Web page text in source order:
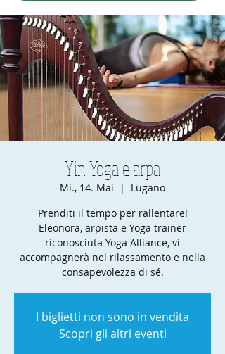
Yin Yoga e arpa
Mi., 14. Mai
  |
Lugano
Prenditi il tempo per rallentare!
Eleonora, arpista e Yoga trainer
riconosciuta Yoga Alliance, vi
accompagnerà nel rilassamento e nella
consapevolezza di sé.
I biglietti non sono in vendita
Scopri gli altri eventi